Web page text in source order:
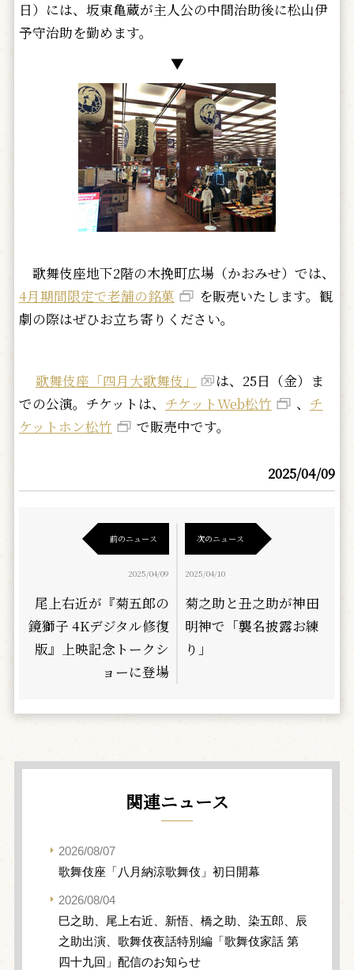
日）には、坂東亀蔵が主人公の中間治助後に松山伊
予守治助を勤めます。
▼
歌舞伎座地下2階の木挽町広場（かおみせ）では、
4月期間限定で老舗の銘菓
を販売いたします。観
劇の際はぜひお立ち寄りください。
歌舞伎座「四月大歌舞伎」
は、25日（金）ま
での公演。チケットは、 チケットWeb松竹 、 チ
ケットホン松竹
で販売中です。
2025/04/09
前のニュース
2025/04/09
尾上右近が『菊五郎の
鏡獅子 4Kデジタル修復
版』上映記念トークシ
ョーに登場
次のニュース
2025/04/10
菊之助と丑之助が神田
明神で「襲名披露お練
り」
関連ニュース
2026/08/07
歌舞伎座「八月納涼歌舞伎」初日開幕
2026/08/04
巳之助、尾上右近、新悟、橋之助、染五郎、辰
之助出演、歌舞伎夜話特別編「歌舞伎家話 第
四十九回」配信のお知らせ